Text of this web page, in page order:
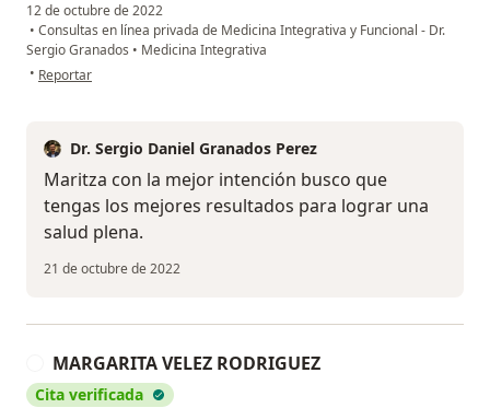
12 de octubre de 2022
• Consultas en línea privada de Medicina Integrativa y Funcional - Dr.
Sergio Granados • Medicina Integrativa
• en opinión del usuario Maritza Granados
Reportar
Dr. Sergio Daniel Granados Perez
Maritza con la mejor intención busco que
tengas los mejores resultados para lograr una
salud plena.
21 de octubre de 2022
MARGARITA VELEZ RODRIGUEZ
Cita verificada